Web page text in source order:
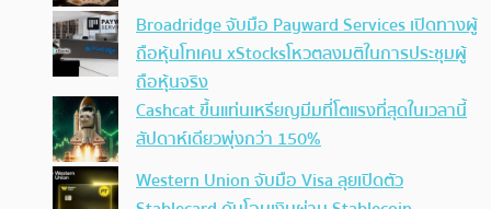
Broadridge จับมือ Payward Services เปิดทางผู้
ถือหุ้นโทเคน xStocksโหวตลงมติในการประชุมผู้
ถือหุ้นจริง
Cashcat ขึ้นแท่นเหรียญมีมที่โตแรงที่สุดในเวลานี้
สัปดาห์เดียวพุ่งกว่า 150%
Western Union จับมือ Visa ลุยเปิดตัว